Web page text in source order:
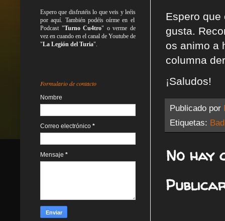
Espero
gusta.
os animo a
columna
¡Saludos!
Publicado por
Etiquetas:
No hay
Espero que disfrutéis lo queveis yleéis
por aquí. También podéis oírme en el
Podcast "Turno Cu4tro" o verme de
vez en cuando en el canal de Youtube de
"La Legión del Turia".
Formulario de contacto
Nombre
Correo electrónico *
Mensaje *